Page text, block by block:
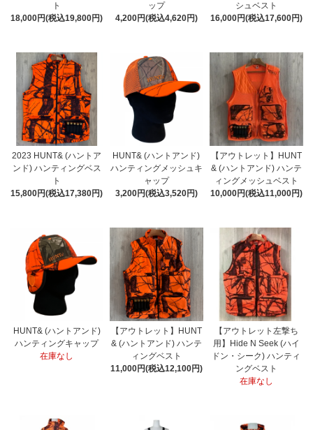
ト
18,000円(税込19,800円)
ップ
4,200円(税込4,620円)
シュベスト
16,000円(税込17,600円)
2023 HUNT& (ハントア
ンド) ハンティングベス
ト
15,800円(税込17,380円)
HUNT& (ハントアンド)
ハンティングメッシュキ
ャップ
3,200円(税込3,520円)
【アウトレット】HUNT
& (ハントアンド) ハンテ
ィングメッシュベスト
10,000円(税込11,000円)
HUNT& (ハントアンド)
ハンティングキャップ
在庫なし
【アウトレット】HUNT
& (ハントアンド) ハンテ
ィングベスト
11,000円(税込12,100円)
【アウトレット左撃ち
用】Hide N Seek (ハイ
ドン・シーク) ハンティ
ングベスト
在庫なし